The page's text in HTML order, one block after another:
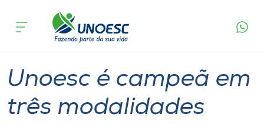
Cursos
Pesquisa
acontece
Unoesc é campeã em
três modalidades